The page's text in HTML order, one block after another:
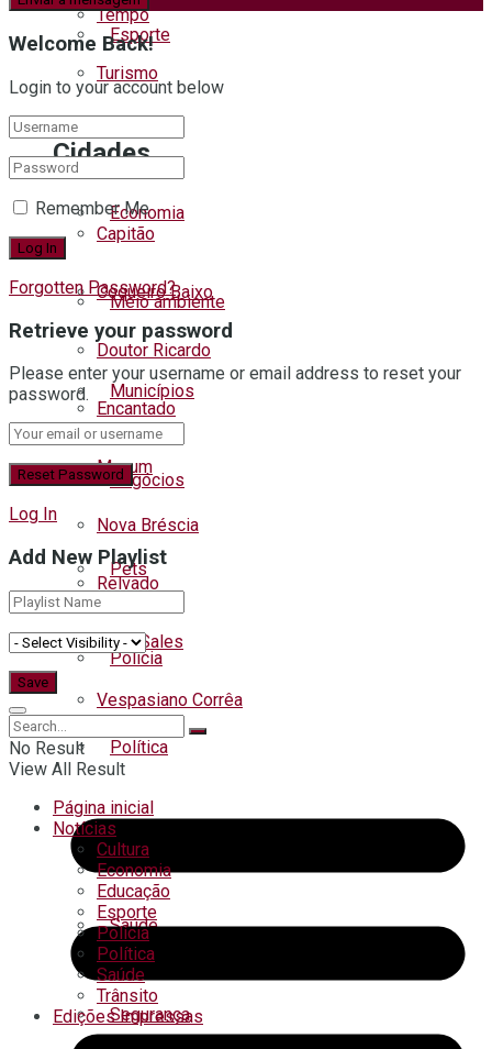
Esporte
Educação
Economia
Meio ambiente
Municípios
Negócios
Pets
Polícia
Política
Regional
Saúde
Segurança
Tempo
Turismo
Cidades
Capitão
Coqueiro Baixo
Doutor Ricardo
Encantado
Muçum
Nova Bréscia
Relvado
Roca Sales
Vespasiano Corrêa
Welcome Back!
Login to your account below
Remember Me
Forgotten Password?
Retrieve your password
Please enter your username or email address to reset your
password.
Log In
Add New Playlist
No Result
View All Result
Página inicial
Notícias
Cultura
Economia
Educação
Esporte
Polícia
Política
Saúde
Trânsito
Edições Impressas